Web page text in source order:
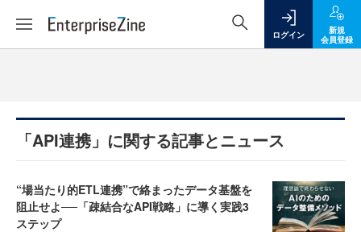
ログイン
新規
会員登録
「API連携」に関する記事とニュース
“場当たり的ETL連携”で絡まったデータ基盤を
阻止せよ──「疎結合なAPI戦略」に導く実践3
ステップ